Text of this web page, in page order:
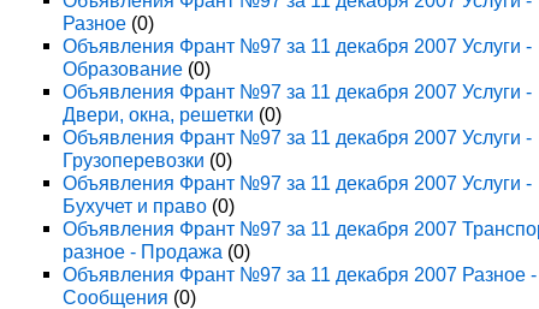
Разное (0)
Объявления Франт №97 за 11 декабря 2007 Услуги -
Образование (0)
Объявления Франт №97 за 11 декабря 2007 Услуги -
Двери, окна, решетки (0)
Объявления Франт №97 за 11 декабря 2007 Услуги -
Грузоперевозки (0)
Объявления Франт №97 за 11 декабря 2007 Услуги -
Бухучет и право (0)
Объявления Франт №97 за 11 декабря 2007
разное - Продажа (0)
Объявления Франт №97 за 11 декабря 2007 Разное -
Сообщения (0)